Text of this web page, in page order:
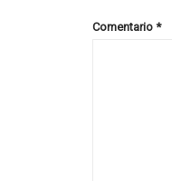
Comentario *